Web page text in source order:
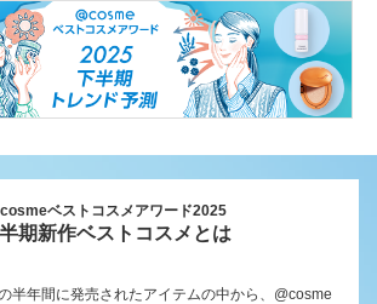
ベストコスメアワード2025
半期新作ベストコスメとは
半年間に発売されたアイテムの中から、@cosme